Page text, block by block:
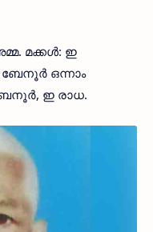
മക്കള്‍: ഇ
ഒന്നാം
ഇ രാധ.